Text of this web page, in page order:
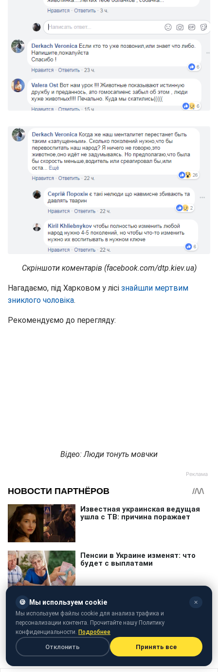
Скріншоти коментарів (facebook.com/dtp.kiev.ua)
Нагадаємо, під Харковом у лісі знайшли мертвим
зниклого чоловіка.
Рекомендуємо до перегляду:
Відео: Люди тонуть мовчки
🍪 Мы используем cookie ✕
Мы используем файлы cookie для анализа трафика и
персонализации контента. Прочитайте нашу Политику
конфиденциальности. Подробнее
Отклонить Принять все